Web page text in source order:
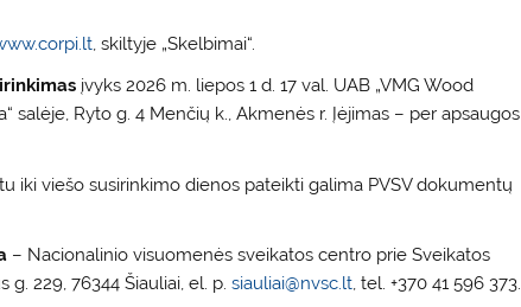
, skiltyje „Skelbimai“.
įvyks 2026 m. liepos 1 d. 17 val. UAB „VMG Wood
salėje, Ryto g. 4 Menčių k., Akmenės r. Įėjimas – per apsaugos
iki viešo susirinkimo dienos pateikti galima PVSV dokumentų
– Nacionalinio visuomenės sveikatos centro prie Sveikatos
g. 229, 76344 Šiauliai, el. p.siauliai@nvsc.lt, tel. +370 41 596 373.